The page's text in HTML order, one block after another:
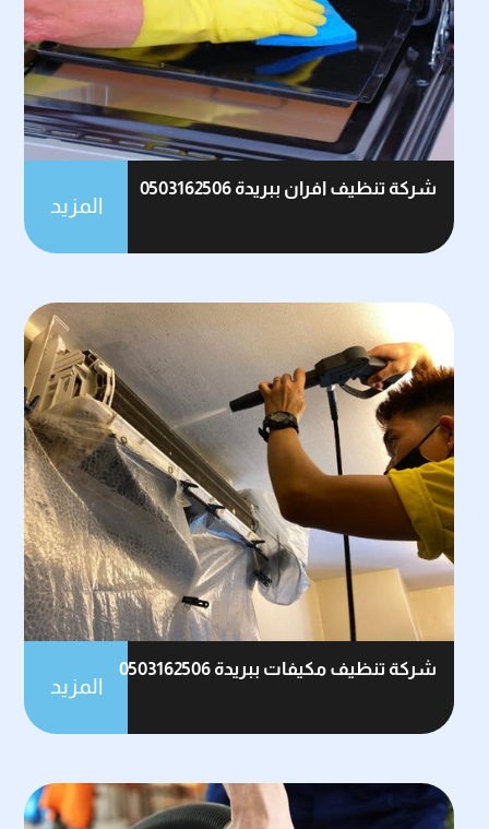
شركة تنظيف افران ببريدة 0503162506
المزيد
شركة تنظيف مكيفات ببريدة 0503162506
المزيد